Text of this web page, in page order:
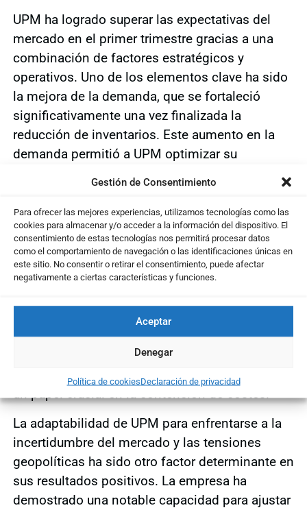
Gestión de Consentimiento
Para ofrecer las mejores experiencias, utilizamos tecnologías como las
cookies para almacenar y/o acceder a la información del dispositivo. El
consentimiento de estas tecnologías nos permitirá procesar datos
como el comportamiento de navegación o las identificaciones únicas en
este sitio. No consentir o retirar el consentimiento, puede afectar
negativamente a ciertas características y funciones.
Aceptar
Denegar
Política de cookiesDeclaración de privacidad
UPM ha logrado superar las expectativas del
mercado en el primer trimestre gracias a una
combinación de factores estratégicos y
operativos. Uno de los elementos clave ha sido
la mejora de la demanda, que se fortaleció
significativamente una vez finalizada la
reducción de inventarios. Este aumento en la
demanda permitió a UPM optimizar su
Además, la empresa adoptó diversas
estrategias para manejar los altos costes de
producción, que han sido un desafío constante
en el sector. Entre estas estrategias, se destaca
procesos eficientes que han permitido reducir
gastos operativos. La optimización de la
cadena de suministro y la renegociación de
contratos con proveedores también han jugado
un papel crucial en la contención de costes.
La adaptabilidad de UPM para enfrentarse a la
incertidumbre del mercado y las tensiones
geopolíticas ha sido otro factor determinante en
sus resultados positivos. La empresa ha
demostrado una notable capacidad para ajustar